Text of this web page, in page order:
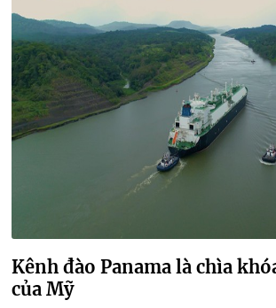
Kênh đào Panama là chìa
của Mỹ